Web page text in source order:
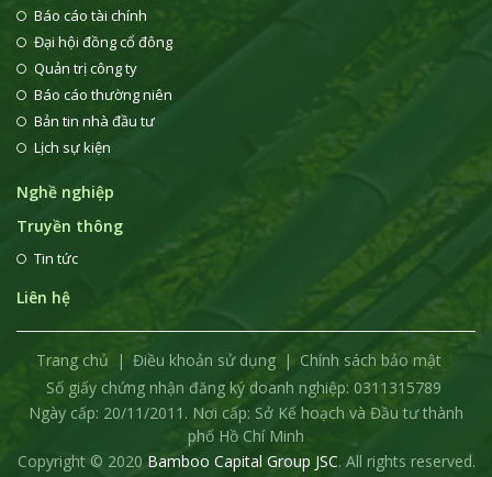
Báo cáo tài chính
Đại hội đồng cổ đông
Quản trị công ty
Báo cáo thường niên
Bản tin nhà đầu tư
Lịch sự kiện
Nghề nghiệp
Truyền thông
Tin tức
Liên hệ
Trang chủ Điều khoản sử dụng
Chính sách bảo mật
Số giấy chứng nhận đăng ký doanh nghiệp: 0311315789
Ngày cấp: 20/11/2011. Nơi cấp: Sở Kế hoạch và Đầu tư thành
phố Hồ Chí Minh
Copyright © 2020 Bamboo Capital Group JSC. All rights reserved.